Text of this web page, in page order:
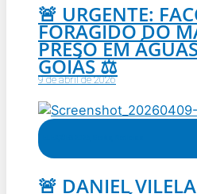
🚨 URGENTE:
FORAGIDO DO
PRESO EM
GOIÁS ⚖️
9 de abril de 2026
🚨 DANIEL